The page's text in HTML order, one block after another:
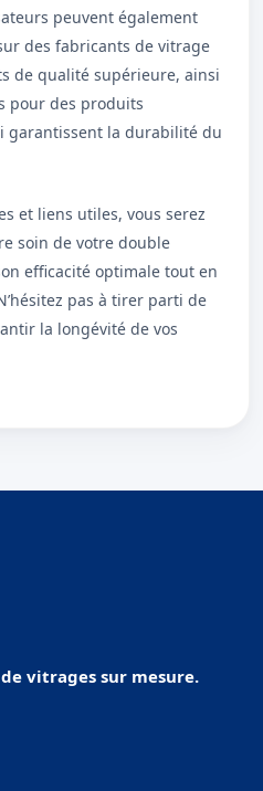
peuvent également
des fabricants de vitrage
de qualité supérieure, ainsi
pour des produits
garantissent la durabilité du
et liens utiles, vous serez
soin de votre double
efficacité optimale tout en
pas à tirer parti de
la longévité de vos
vitrages sur mesure.